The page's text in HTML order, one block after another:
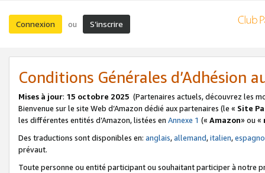
Connexion ou S’inscrire
Conditions Générales d’Adhésion
Mises à jour: 15 octobre 2025 (Partenaires actuels, découvrez les
Bienvenue sur le site Web d’Amazon dédié aux partenaires (le « Site
les différentes entités d’Amazon, listées en Annexe 1 (« Amazon» ou «
Des traductions sont disponibles en: anglais,allemand,italien,
prévaut.
Toute personne ou entité participant ou souhaitant participer à notre